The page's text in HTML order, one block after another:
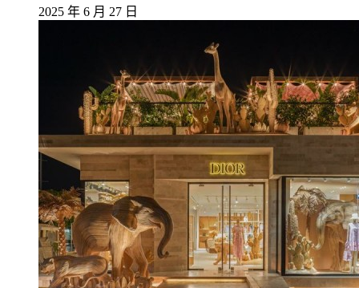
2025 年 6 月 27 日